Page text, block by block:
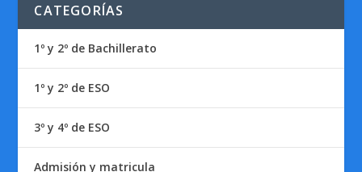
CATEGORÍAS
1º y 2º de Bachillerato
1º y 2º de ESO
3º y 4º de ESO
Admisión y matricula